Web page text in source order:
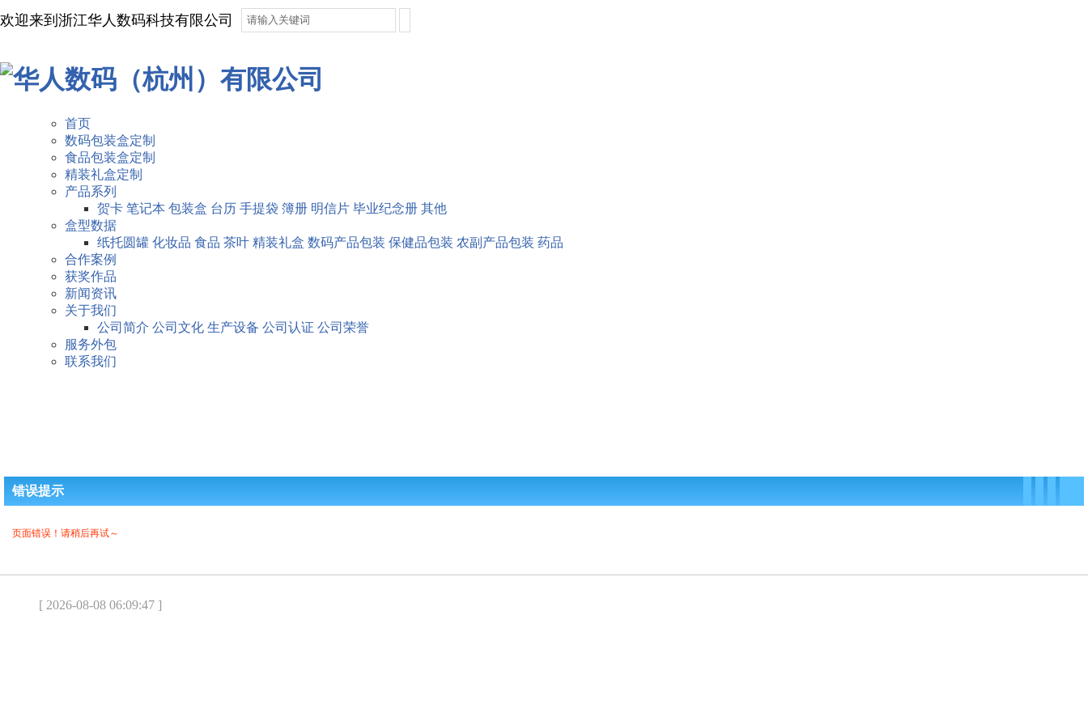
欢迎来到浙江华人数码科技有限公司
首页
数码包装盒定制
食品包装盒定制
精装礼盒定制
产品系列
贺卡 笔记本 包装盒 台历 手提袋 簿册 明信片 毕业纪念册 其他
盒型数据
纸托圆罐 化妆品 食品 茶叶 精装礼盒 数码产品包装 保健品包装 农副产品包装 药品
合作案例
获奖作品
新闻资讯
关于我们
公司简介 公司文化 生产设备 公司认证 公司荣誉
服务外包
联系我们
错误提示
页面错误！请稍后再试～
[ 2026-08-08 06:09:47 ]